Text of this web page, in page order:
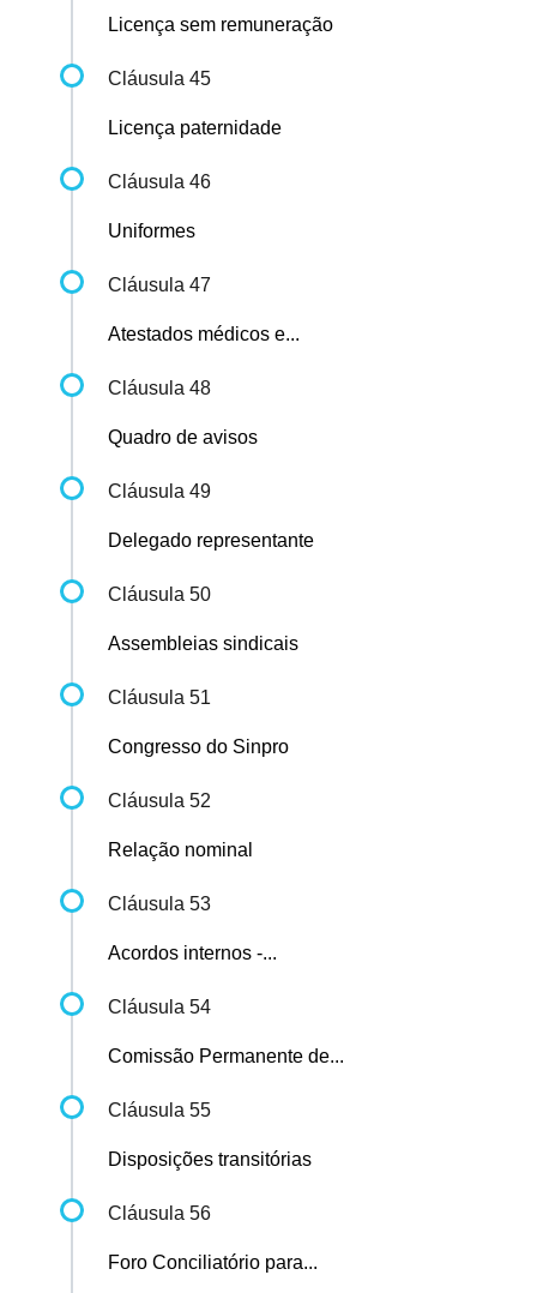
Licença sem remuneração
Cláusula 45
Licença paternidade
Cláusula 46
Uniformes
Cláusula 47
Atestados médicos e...
Cláusula 48
Quadro de avisos
Cláusula 49
Delegado representante
Cláusula 50
Assembleias sindicais
Cláusula 51
Congresso do Sinpro
Cláusula 52
Relação nominal
Cláusula 53
Acordos internos -...
Cláusula 54
Comissão Permanente de...
Cláusula 55
Disposições transitórias
Cláusula 56
Foro Conciliatório para...